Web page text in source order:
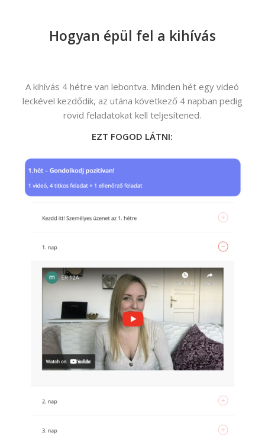
Hogyan épül fel a kihívás
A kihívás 4 hétre van lebontva. Minden hét egy videó
leckével kezdődik, az utána következő 4 napban pedig
rövid feladatokat kell teljesítened.
EZT FOGOD LÁTNI: